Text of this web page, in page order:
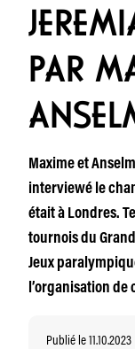
PAR
Maxime et
interviewé le
était à Londres.
tournois du
Jeux
l’organisation de
Publié le 11.10.2023